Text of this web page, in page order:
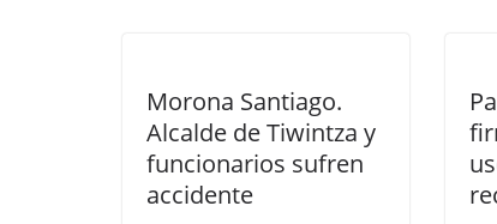
Morona Santiago.
Alcalde de Tiwintza y
funcionarios sufren
accidente